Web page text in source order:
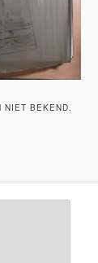
NIET BEKEND.